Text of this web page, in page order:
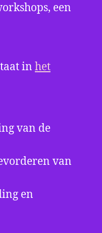
een
in het
van de
van
en